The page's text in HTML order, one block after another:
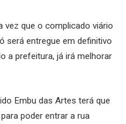
vez que o complicado viário
será entregue em definitivo
a prefeitura, já irá melhorar
Embu das Artes terá que
poder entrar a rua